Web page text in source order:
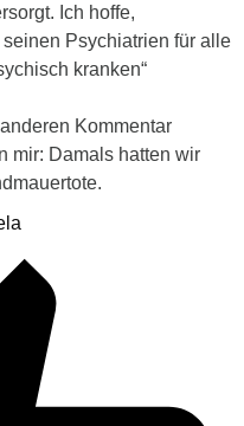
Ich hoffe,
Psychiatrien für alle
kranken“
Kommentar
mir: Damals hatten wir